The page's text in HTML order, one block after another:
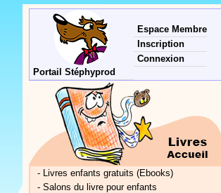
Portail Stéphyprod
Espace Membre
Inscription
Connexion
- Livres enfants gratuits (Ebooks)
- Salons du livre pour enfants